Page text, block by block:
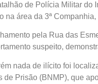
de Polícia Militar do
na área da 3ª Companhia,
pela Rua das
suspeito,
nada de ilícito foi
Prisão (BNMP), que